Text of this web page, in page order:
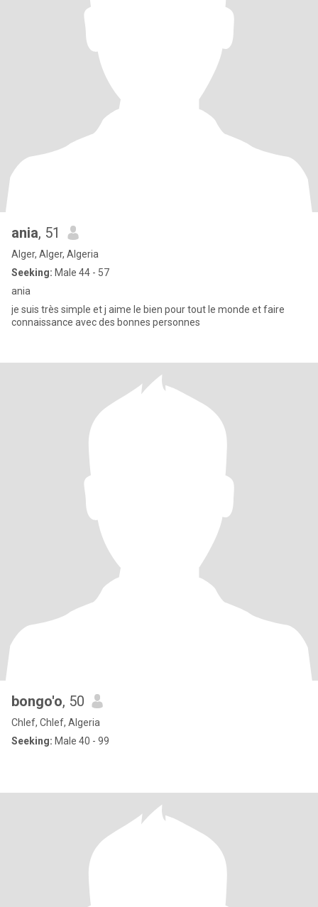
ania, 51
Alger, Alger, Algeria
Seeking: Male 44 - 57
ania
je suis très simple et j aime le bien pour tout le monde et faire
connaissance avec des bonnes personnes
bongo'o, 50
Chlef, Chlef, Algeria
Seeking: Male 40 - 99